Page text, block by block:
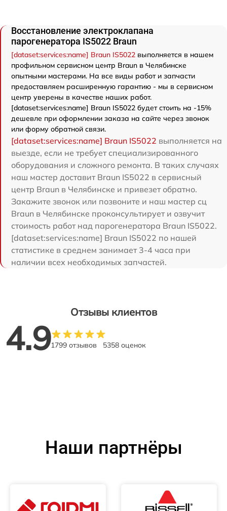
Восстановление электроклапана
парогенератора IS5022 Braun
[dataset:services:name] Braun IS5022 выполняется в нашем
профильном сервисном центр Braun в Челябинске
опытными мастерами. На все виды работ и запчасти
предоставляем расширенную гарантию - мы в сервисном
центр уверены в качестве наших работ.
[dataset:services:name] Braun IS5022 будет стоить на -15%
дешевле при оформлении заказа на сайте через звонок
или форму обратной связи.
[dataset:services:name] Braun IS5022 выполняется на
выезде, если не требует специализированного
оборудования и сложного ремонта. В таких случаях
наш мастер доставит Braun IS5022 в сервисный
центр Braun в Челябинске и привезет обратно.
Закажите звонок или позвоните и наш мастер сц
Braun в Челябинске проконсультирует и озвучит
стоимость работ над парогенератора Braun IS5022.
[dataset:services:name] Braun IS5022 по нашей
статистике в среднем занимает 3-4 часа при
наличии всех необходимых запчастей.
Отзывы клиентов
4.91799 отзывов 5358 оценок
Наши партнёры